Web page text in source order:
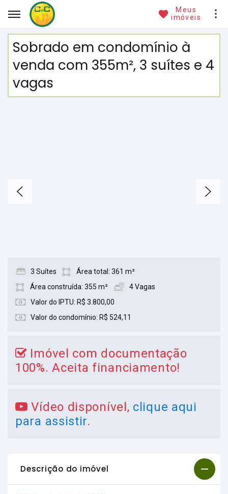
Meus
imóveis
Sobrado em condomínio à
venda com 355m², 3 suítes e 4
vagas
3 Suítes
Área total: 361 m²
Área construída: 355 m²
4 Vagas
Valor do IPTU: R$ 3.800,00
Valor do condomínio: R$ 524,11
Imóvel com documentação
100%. Aceita financiamento!
Vídeo disponível, clique aqui
para assistir.
Descrição do imóvel